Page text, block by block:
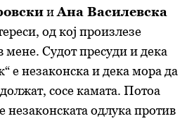
иАна Василевска
од кој произлезе
мене. Судот пресуди и дека
е незаконска и дека мора да
сосе камата. Потоа
незаконската одлука против